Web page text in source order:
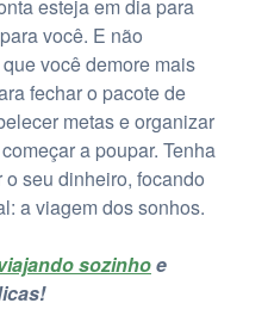
esteja em dia para
você. E não
você demore mais
fechar o pacote de
metas e organizar
a poupar. Tenha
seu dinheiro, focando
a viagem dos sonhos.
sozinhoe